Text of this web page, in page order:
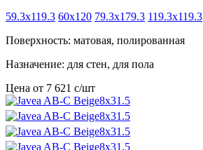
59.3x119.3 60x120 79.3x179.3 119.3x119.3
Поверхность: матовая, полированная
Назначение: для стен, для пола
Цена от 7 621 c/шт